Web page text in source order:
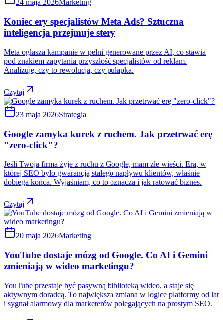
24 maja 2026Marketing
Koniec ery specjalistów Meta Ads? Sztuczna
inteligencja przejmuje stery
Meta ogłasza kampanie w pełni generowane przez AI, co stawia
pod znakiem zapytania przyszłość specjalistów od reklam.
Analizuję, czy to rewolucja, czy pułapka.
Czytaj
23 maja 2026Strategia
Google zamyka kurek z ruchem. Jak przetrwać erę
"zero-click"?
Jeśli Twoja firma żyje z ruchu z Google, mam złe wieści. Era, w
której SEO było gwarancją stałego napływu klientów, właśnie
dobiega końca. Wyjaśniam, co to oznacza i jak ratować biznes.
Czytaj
20 maja 2026Marketing
YouTube dostaje mózg od Google. Co AI i Gemini
zmieniają w wideo marketingu?
YouTube przestaje być pasywną biblioteką wideo, a staje się
aktywnym doradcą. To największa zmiana w logice platformy od lat
i sygnał alarmowy dla marketerów polegających na prostym SEO.